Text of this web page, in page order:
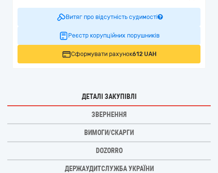
Витяг про відсутність судимості
Реєстр корупційних порушників
Сформувати рахунок612 UAH
ДЕТАЛІ ЗАКУПІВЛІ
ЗВЕРНЕННЯ
ВИМОГИ/СКАРГИ
DOZORRO
ДЕРЖАУДИТСЛУЖБА УКРАЇНИ